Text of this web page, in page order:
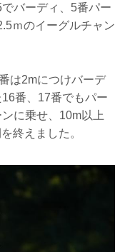
バーディ、5番パー
ｍのイーグルチャン
は2mにつけバーデ
番、17番でもパー
に乗せ、10m以上
終えました。